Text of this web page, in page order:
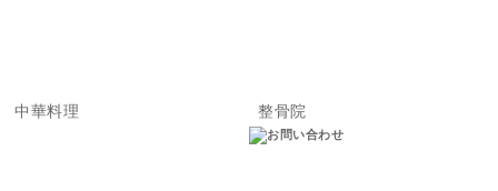
中華料理 整骨院